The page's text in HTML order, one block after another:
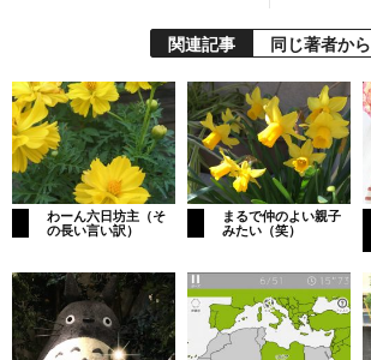
関連記事 同じ著者から
わーん六日坊主（そ
の長い言い訳）
まるで仲のよい親子
みたい（笑）